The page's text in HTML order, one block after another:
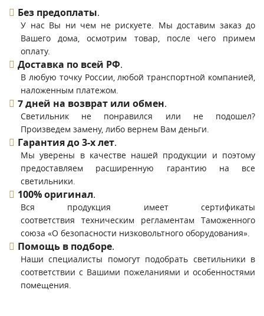
Без предоплаты.
У нас Вы ни чем не рискуете. Мы доставим заказ до
Вашего дома, осмотрим товар, после чего примем
оплату.
Доставка по всей РФ.
В любую точку России, любой транспортной компанией,
наложенным платежом.
7 дней на возврат или обмен.
Светильник не понравился или не подошел?
Произведем замену, либо вернем Вам деньги.
Гарантия до 3-х лет.
Мы уверены в качестве нашей продукции и поэтому
предоставляем расширенную гарантию на все
светильники.
100% оригинал.
Вся продукция имеет сертификаты
соответствия техническим регламентам Таможенного
союза «О безопасности низковольтного оборудования».
Помощь в подборе.
Наши специалисты помогут подобрать светильники в
соответствии с Вашими пожеланиями и особенностями
помещения.